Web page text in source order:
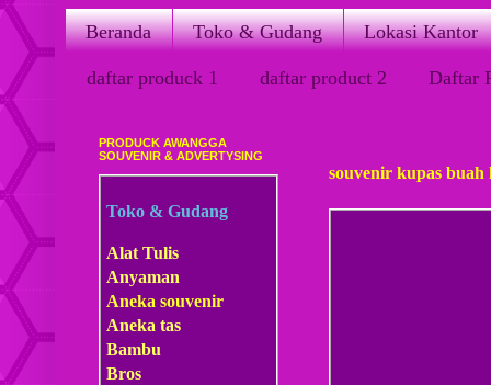
Beranda Toko & Gudang Lokasi Kantor
daftar produck 1 daftar product 2 Daftar
souvenir kupas buah
PRODUCK AWANGGA
SOUVENIR & ADVERTYSING
Toko & Gudang
Alat Tulis
Anyaman
Aneka souvenir
Aneka tas
Bambu
Bros